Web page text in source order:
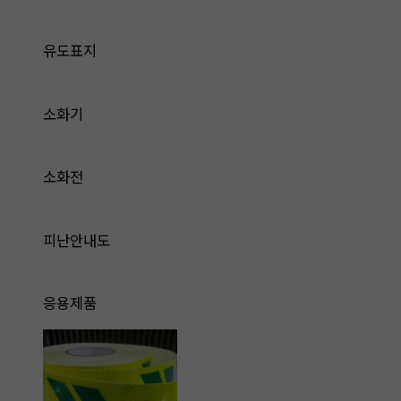
유도표지
소화기
소화전
피난안내도
응용제품